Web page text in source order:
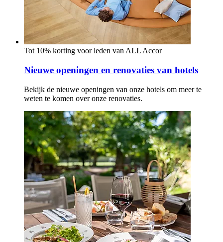
Tot 10% korting voor leden van ALL Accor
Nieuwe openingen en renovaties van hotels
Bekijk de nieuwe openingen van onze hotels om meer te
weten te komen over onze renovaties.